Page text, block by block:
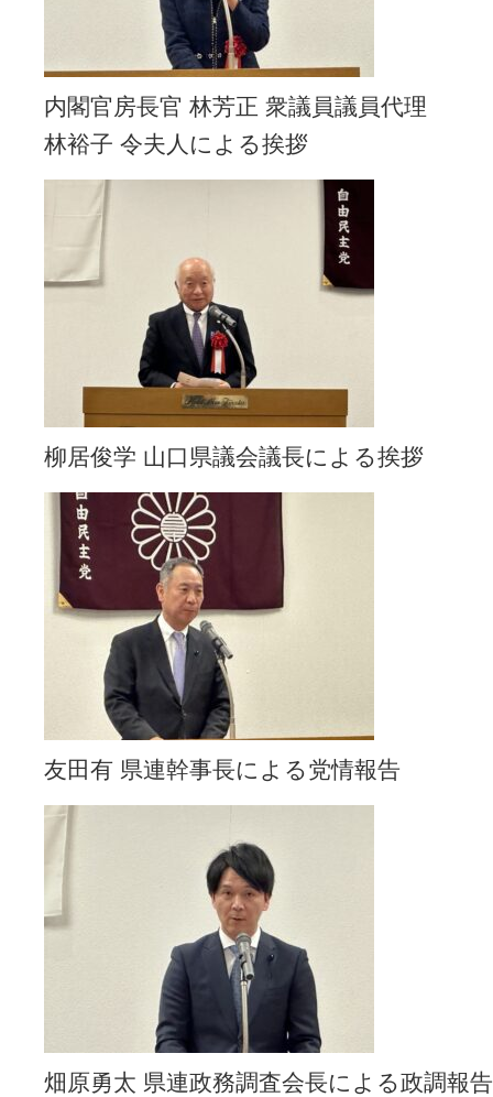
内閣官房長官 林芳正 衆議員議員代理
林裕子 令夫人による挨拶
柳居俊学 山口県議会議長による挨拶
友田有 県連幹事長による党情報告
畑原勇太 県連政務調査会長による政調報告